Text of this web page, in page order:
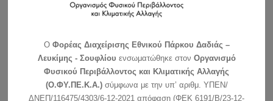
Πρωτοχρονιάς
Ανακοίνωση για τις ημέρες των Χριστουγέννων (25 –
26/12/2021)
συνέχεια »
O Φορέας Διαχείρισης Εθνικού Πάρκου Δαδιάς –
Λευκίμης - Σουφλίου ενσωματώθηκε στον Οργανισμό
Φυσικού Περιβάλλοντος και Κλιματικής Αλλαγής
(Ο.ΦΥ.ΠΕ.Κ.Α.)σύμφωνα με την υπ’ αριθμ. ΥΠΕΝ/
ΔΝΕΠ/116475/4303/6-12-2021 απόφαση (ΦΕΚ 6191/Β/23-12-